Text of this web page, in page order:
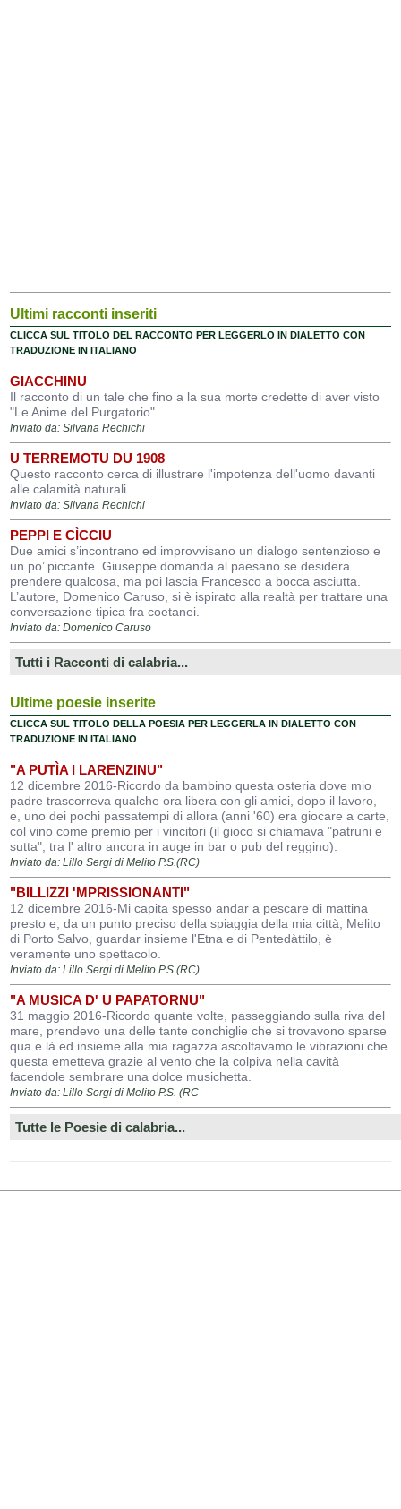
Ultimi racconti inseriti
CLICCA SUL TITOLO DEL RACCONTO PER LEGGERLO IN DIALETTO CON
TRADUZIONE IN ITALIANO
GIACCHINU
Il racconto di un tale che fino a la sua morte credette di aver visto
"Le Anime del Purgatorio".
Inviato da: Silvana Rechichi
U TERREMOTU DU 1908
Questo racconto cerca di illustrare l'impotenza dell'uomo davanti
alle calamità naturali.
Inviato da: Silvana Rechichi
PEPPI E CÌCCIU
Due amici s’incontrano ed improvvisano un dialogo sentenzioso e
un po’ piccante. Giuseppe domanda al paesano se desidera
prendere qualcosa, ma poi lascia Francesco a bocca asciutta.
L’autore, Domenico Caruso, si è ispirato alla realtà per trattare una
conversazione tipica fra coetanei.
Inviato da: Domenico Caruso
Tutti i Racconti di calabria...
Ultime poesie inserite
CLICCA SUL TITOLO DELLA POESIA PER LEGGERLA IN DIALETTO CON
TRADUZIONE IN ITALIANO
"A PUTÌA I LARENZINU"
12 dicembre 2016-Ricordo da bambino questa osteria dove mio
padre trascorreva qualche ora libera con gli amici, dopo il lavoro,
e, uno dei pochi passatempi di allora (anni '60) era giocare a carte,
col vino come premio per i vincitori (il gioco si chiamava "patruni e
sutta", tra l' altro ancora in auge in bar o pub del reggino).
Inviato da: Lillo Sergi di Melito P.S.(RC)
"BILLIZZI 'MPRISSIONANTI"
12 dicembre 2016-Mi capita spesso andar a pescare di mattina
presto e, da un punto preciso della spiaggia della mia città, Melito
di Porto Salvo, guardar insieme l'Etna e di Pentedàttilo, è
veramente uno spettacolo.
Inviato da: Lillo Sergi di Melito P.S.(RC)
"A MUSICA D' U PAPATORNU"
31 maggio 2016-Ricordo quante volte, passeggiando sulla riva del
mare, prendevo una delle tante conchiglie che si trovavono sparse
qua e là ed insieme alla mia ragazza ascoltavamo le vibrazioni che
questa emetteva grazie al vento che la colpiva nella cavità
facendole sembrare una dolce musichetta.
Inviato da: Lillo Sergi di Melito P.S. (RC
Tutte le Poesie di calabria...